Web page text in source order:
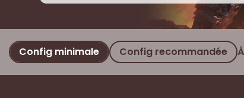
Config minimale Config recommandée